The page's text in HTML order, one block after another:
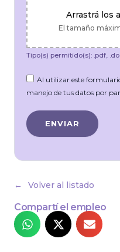
Arrastrá los
El tamaño
Tipo(s) permitido(s): .pdf,
Al utilizar este
manejo de tus datos por
Volver al listado
Compartí el empleo